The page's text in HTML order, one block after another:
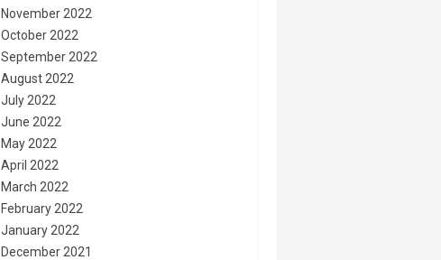
November 2022
October 2022
September 2022
August 2022
July 2022
June 2022
May 2022
April 2022
March 2022
February 2022
January 2022
December 2021